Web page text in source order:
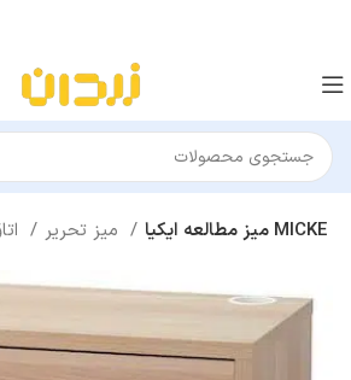
میز مطالعه ایکیا MICKE